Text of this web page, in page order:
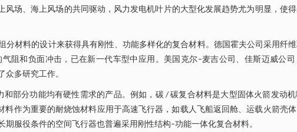
风场、海上风场的共同驱动，风力发电机叶片的大型化发展趋势尤为明显，使
分材料的设计来获得具有刚性、功能多样化的复合材料。德国霍夫公司采用纤
阻和负面冲击，已在新一代车型中应用。美国克尔–麦吉公司、佳斯迈威公
众多研究工作。
部分功能均有硬性需求的产品。例如，碳 / 碳复合材料是大型固体火箭发动
作为重要的耐烧蚀材料应用于高速飞行器，如载人飞船返回舱、运载火箭壳
服役条件的空间飞行器也普遍采用刚性结构–功能一体化复合材料。